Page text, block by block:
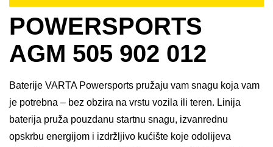
POWERSPORTS
AGM 505 902 012
Baterije VARTA Powersports pružaju vam snagu koja vam
je potrebna – bez obzira na vrstu vozila ili teren. Linija
baterija pruža pouzdanu startnu snagu, izvanrednu
opskrbu energijom i izdržljivo kućište koje odolijeva